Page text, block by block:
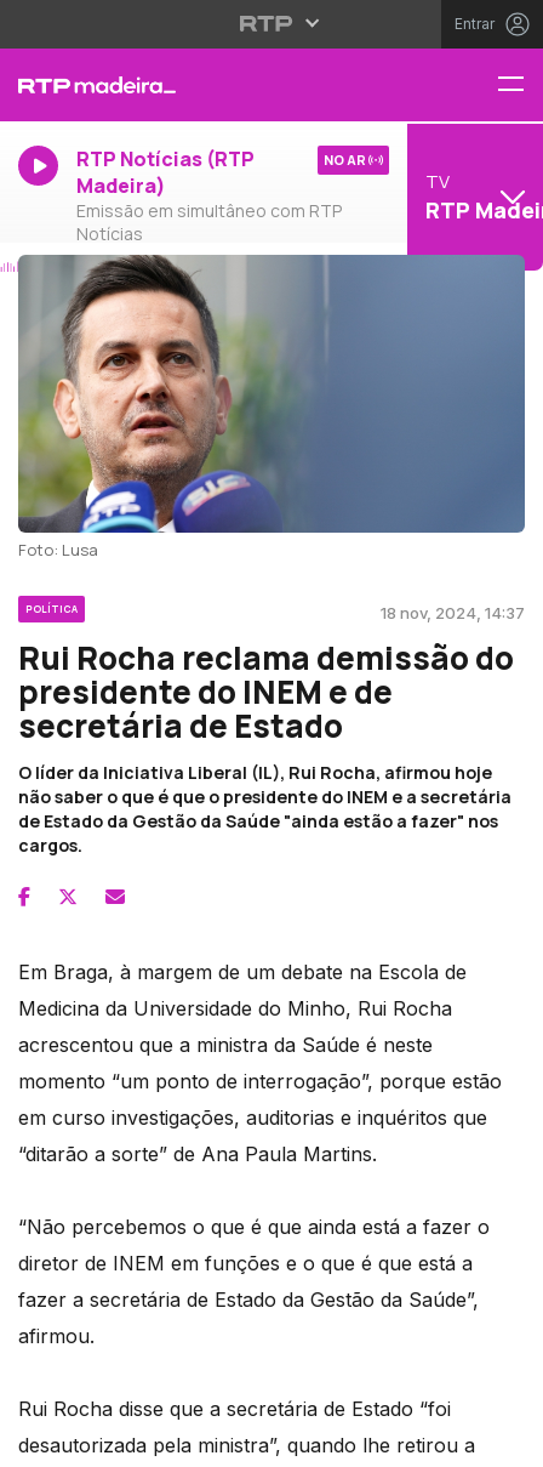
Entrar
RTP Notícias (RTP
Madeira)
Emissão em simultâneo com RTP
Notícias
NO AR
TV
RTP
Foto: Lusa
POLÍTICA 18 nov, 2024, 14:37
Rui Rocha reclama demissão do
presidente do INEM e de
secretária de Estado
O líder da Iniciativa Liberal (IL), Rui Rocha, afirmou hoje
não saber o que é que o presidente do INEM e a secretária
de Estado da Gestão da Saúde "ainda estão a fazer" nos
cargos.
Em Braga, à margem de um debate na Escola de
Medicina da Universidade do Minho, Rui Rocha
acrescentou que a ministra da Saúde é neste
momento “um ponto de interrogação”, porque estão
em curso investigações, auditorias e inquéritos que
“ditarão a sorte” de Ana Paula Martins.
“Não percebemos o que é que ainda está a fazer o
diretor de INEM em funções e o que é que está a
fazer a secretária de Estado da Gestão da Saúde”,
afirmou.
Rui Rocha disse que a secretária de Estado “foi
desautorizada pela ministra”, quando lhe retirou a